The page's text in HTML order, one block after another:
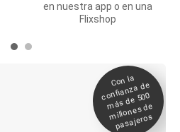
en nuestra app o en una
Flixshop
Con la
confianza de
más de 500
millones de
pasajeros